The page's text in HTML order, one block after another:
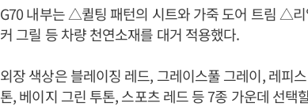
G70 내부는 △퀼팅 패턴의 시트와 가죽 도어 트림 △
커 그릴 등 차량 천연소재를 대거 적용했다.
외장 색상은 블레이징 레드, 그레이스풀 그레이, 레피
톤, 베이지 그린 투톤, 스포츠 레드 등 7종 가운데 선택